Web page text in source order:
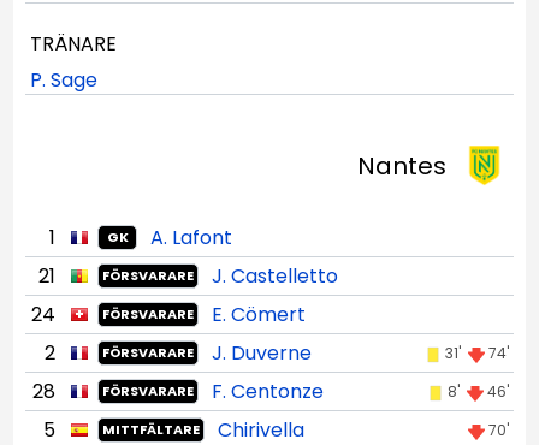
TRÄNARE
P. Sage
Nantes
1 GK
A. Lafont
21
FÖRSVARARE
J. Castelletto
24
FÖRSVARARE
E. Cömert
2
FÖRSVARARE J. Duverne 31' 74'
28 FÖRSVARARE F. Centonze 8' 46'
5 MITTFÄLTARE Chirivella 70'